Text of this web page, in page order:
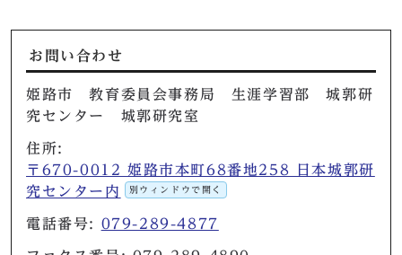
お問い合わせ
姫路市 教育委員会事務局 生涯学習部 城郭研
究センター 城郭研究室
住所:
〒670-0012 姫路市本町68番地258 日本城郭研
究センター内
別ウィンドウで開く
電話番号: 079-289-4877